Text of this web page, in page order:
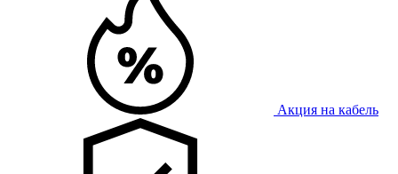
Акция на кабель